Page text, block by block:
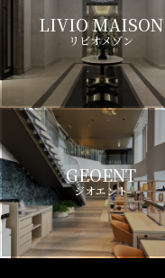
LIVIO MAISON
リビオメゾン
GEOENT
ジオエント